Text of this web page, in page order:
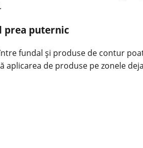
prea puternic
fundal și produse de contur
aplicarea de produse pe zonele